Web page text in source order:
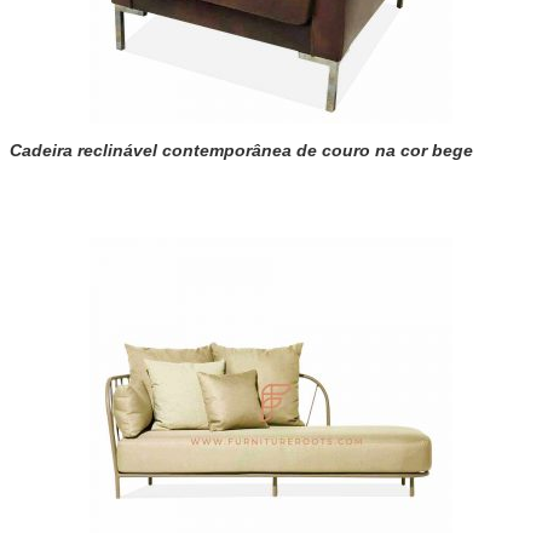
Cadeira reclinável contemporânea de couro na cor bege